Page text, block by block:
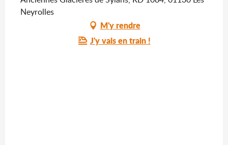
Neyrolles
M'y rendre
J'y vais en train !